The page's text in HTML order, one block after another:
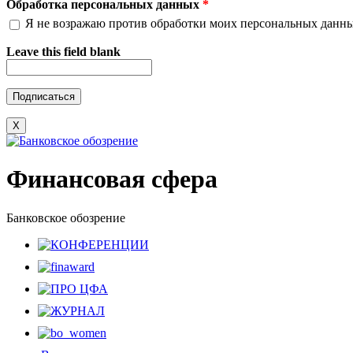
Обработка персональных данных *
Я не возражаю против обработки моих персональных
Leave this field blank
X
Финансовая сфера
Банковское обозрение